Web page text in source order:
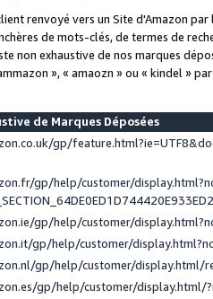
renvoyé vers un Site d'Amazon
de mots-clés, de termes de
non exhaustive de nos marques
», « amaozn » ou « kindel »
de Marques Déposées
gp/
gp/help/customer/
gp/help/customer/
gp/help/customer/
gp/help/customer/display.html/
gp/help/customer/display.html/